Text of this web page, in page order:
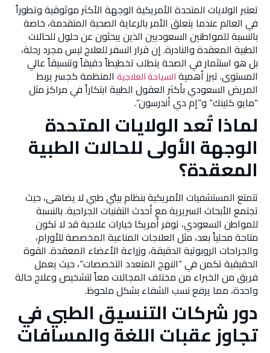
تعتبر الولايات المتحدة الأمريكية الوجهة الأكثر موثوقية وتطوراً
في العالم عندما يتعلق الأمر بالرعاية الصحية المتقدمة، خاصة
بالنسبة للمواطنين السعوديين الذين يبحثون عن حلول للحالات
الطبية المعقدة والنادرة. إن قرار السفر للعلاج ليس مجرد رحلة،
بل هو استثمار في الصحة يتطلب تخطيطاً دقيقاً وتنسيقاً عالي
المستوى. تبرز أهميةالسياحة العلاجية المنظمة كجسر يربط
المريض السعودي بأكثر العقول الطبية ابتكاراً في مراكز مثل
“مايو كلينك” و”إم دي أندرسون”.
لماذا تُعد الولايات المتحدة
الوجهة الأولى للحالات الطبية
المعقدة؟
تتمتع المستشفيات الأمريكية بنظام بيئي طبي لا يضاهى، حيث
تجتمع الأبحاث السريرية مع أحدث التقنيات الجراحية. بالنسبة
للمواطن السعودي، توفر أمريكا خيارات علاجية قد لا تكون
متاحة محلياً بعد، مثل العلاجات المناعية المخصصة للأورام،
والجراحات الروبوتية الدقيقة، وزراعة الأعضاء المعقدة. القوة
الحقيقية تكمن في “النهج المتعدد التخصصات”، حيث يعمل
فريق من الخبراء من مختلف المجالات معاً لتشخيص وعلاج حالة
واحدة، مما يرفع نسب الشفاء بشكل ملحوظ.
دور شركات التنسيق الطبي في
تجاوز عقبات اللغة والمسافات